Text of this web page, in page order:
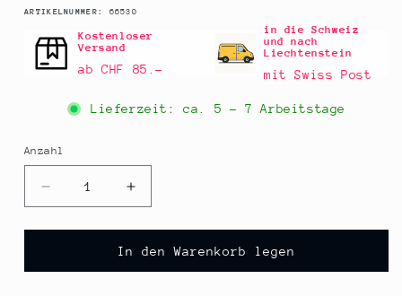
ARTIKELNUMMER: SKU:
66530
Kostenloser
Versand
ab CHF 85.–
in die Schweiz
und nach
Liechtenstein
mit Swiss Post
Lieferzeit: ca. 5 - 7 Arbeitstage
Anzahl
Anzahl
Verringere
die
Menge
Fasolakia
Erhöhe
die
Menge
für
Fasolakia
In den Warenkorb legen